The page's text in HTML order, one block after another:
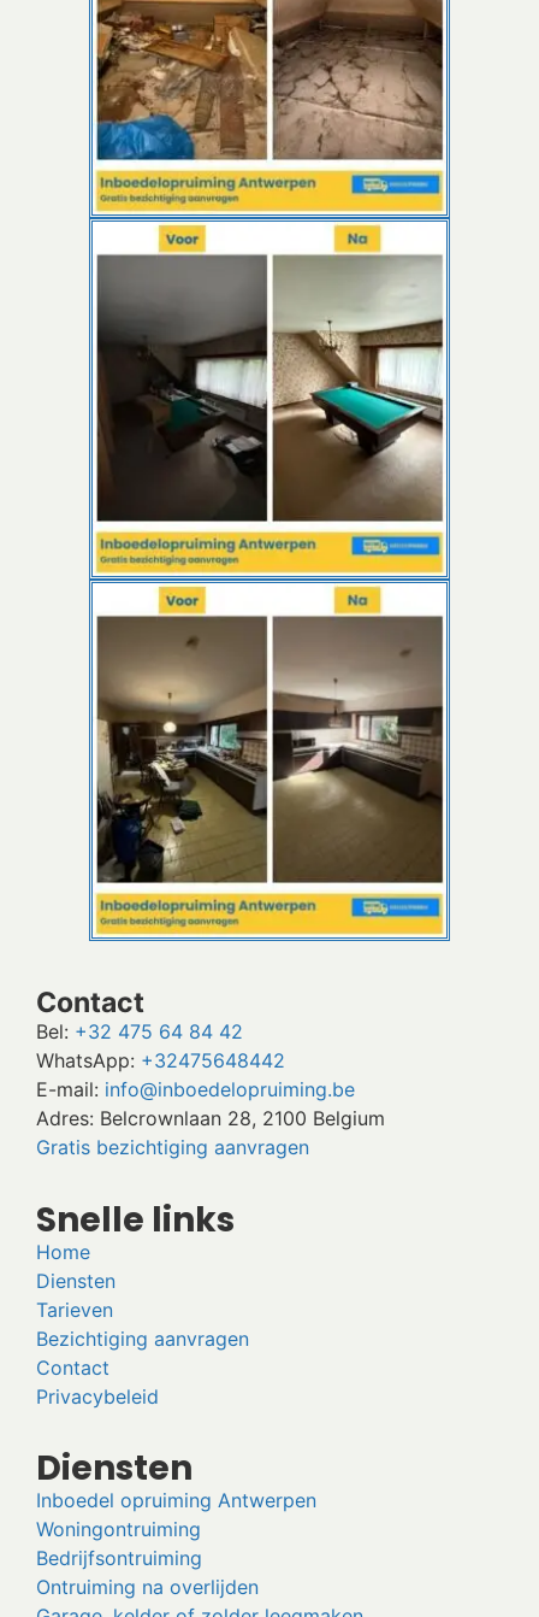
Contact
Bel: +32 475 64 84 42
WhatsApp: +32475648442
E-mail: info@inboedelopruiming.be
Adres: Belcrownlaan 28, 2100 Belgium
Gratis bezichtiging aanvragen
Snelle links
Home
Diensten
Tarieven
Bezichtiging aanvragen
Contact
Privacybeleid
Diensten
Inboedel opruiming Antwerpen
Woningontruiming
Bedrijfsontruiming
Ontruiming na overlijden